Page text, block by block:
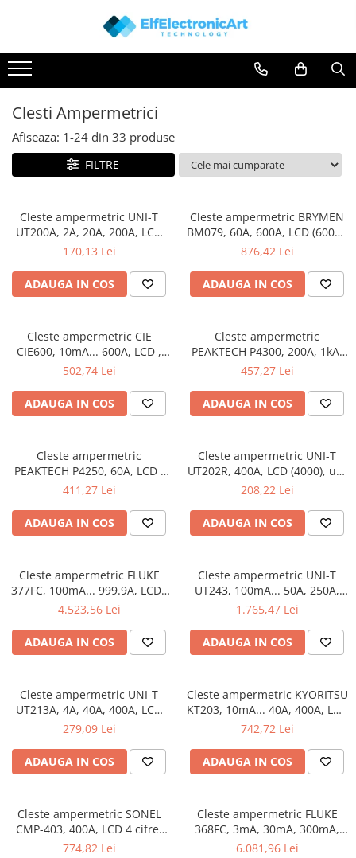
Instrumente de masura si control
Clesti Ampermetrici
Surse de alimentare
Termometre
Osciloscoape
Accesorii
Osciloscoape B&K PRECISION
Osciloscoape FLUKE
Osciloscoape GW INSTEK
Osciloscoape KEYSIGHT
Osciloscoape OWON
Osciloscoape Peaktech
Osciloscoape ROHDE & SCHWARZ
Osciloscoape UNI-T
Clesti Ampermetrici
Afiseaza: 1-24 din 33 produse
FILTRE
Cleste ampermetric UNI-T
UT200A, 2A, 20A, 200A, LCD
(2000), flexibilitate în
și electricieni
170,13 Lei
ADAUGA IN COS
Cleste ampermetric BRYMEN
BM079, 60A, 600A, LCD (6000),
ideală pentru testarea
876,42 Lei
ADAUGA IN COS
Cleste ampermetric CIE
CIE600, 10mA... 600A, LCD ,
fiabilitate ridicată în orice
502,74 Lei
ADAUGA IN COS
Cleste ampermetric
PEAKTECH P4300, 200A, 1kA,
LCD , potrivit pentru
electronică
457,27 Lei
ADAUGA IN COS
Cleste ampermetric
PEAKTECH P4250, 60A, LCD ,
esențial pentru siguranța
411,27 Lei
ADAUGA IN COS
Cleste ampermetric UNI-T
UT202R, 400A, LCD (4000), util
pentru testare avansată
208,22 Lei
ADAUGA IN COS
Cleste ampermetric FLUKE
377FC, 100mA... 999.9A, LCD ,
ideal pentru testarea
4.523,56 Lei
ADAUGA IN COS
Cleste ampermetric UNI-T
UT243, 100mA... 50A, 250A,
1kA, LCD (10000), perfect
1.765,47 Lei
ADAUGA IN COS
Cleste ampermetric UNI-T
UT213A, 4A, 40A, 400A, LCD
(4000), măsurare in suguranta
279,09 Lei
ADAUGA IN COS
Cleste ampermetric KYORITSU
KT203, 10mA... 40A, 400A, LCD
3,75 cifre, analiză precisă a
curent
742,72 Lei
ADAUGA IN COS
Cleste ampermetric SONEL
CMP-403, 400A, LCD 4 cifre,
ideal pentru monitorizare la
774,82 Lei
Cleste ampermetric FLUKE
368FC, 3mA, 30mA, 300mA,
3A, 30A, 60A, LCD (3300),
6.081,96 Lei